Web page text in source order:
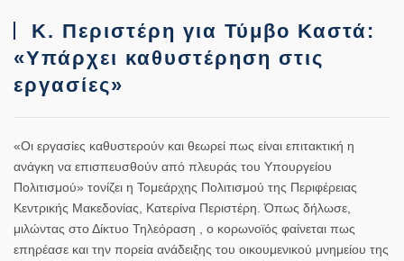
Κ. Περιστέρη για Τύμβο Καστά:
«Υπάρχει καθυστέρηση στις
εργασίες»
«Οι εργασίες καθυστερούν και θεωρεί πως είναι επιτακτική η
ανάγκη να επισπευσθούν από πλευράς του Υπουργείου
Πολιτισμού» τονίζει η Τομεάρχης Πολιτισμού της Περιφέρειας
Κεντρικής Μακεδονίας, Κατερίνα Περιστέρη. Όπως δήλωσε,
μιλώντας στο Δίκτυο Τηλεόραση , ο κορωνοϊός φαίνεται πως
επηρέασε και την πορεία ανάδειξης του οικουμενικού μνημείου της